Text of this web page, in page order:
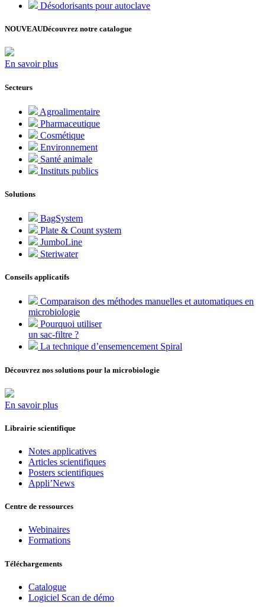
Désodorisants pour autoclave
NOUVEAUDécouvrez notre catalogue
En savoir plus
Secteurs
Agroalimentaire
Pharmaceutique
Cosmétique
Environnement
Santé animale
Instituts publics
Solutions
BagSystem
Plate & Count system
JumboLine
Steriwater
Conseils applicatifs
Comparaison des méthodes manuelles et automatiques en
microbiologie
Pourquoi utiliser
un sac-filtre ?
La technique d’ensemencement Spiral
Découvrez nos solutions pour la microbiologie
En savoir plus
Librairie scientifique
Notes applicatives
Articles scientifiques
Posters scientifiques
Appli’News
Centre de ressources
Webinaires
Formations
Téléchargements
Catalogue
Logiciel Scan de démo